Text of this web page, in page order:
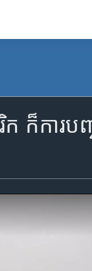
ក៏​ការ​ប